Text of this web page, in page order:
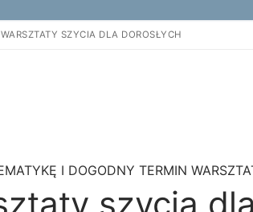
WARSZTATY SZYCIA DLA DOROSŁYCH
I DOGODNY TERMIN
szycia